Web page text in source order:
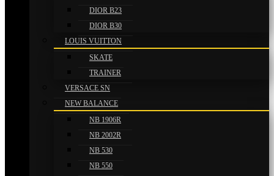
DIOR B23
DIOR B30
LOUIS VUITTON
SKATE
TRAINER
VERSACE SN
NEW BALANCE
NB 1906R
NB 2002R
NB 530
NB 550